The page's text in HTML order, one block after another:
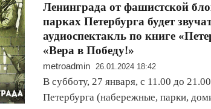
Ленинграда от фашистской
парках Петербурга будет
аудиоспектакль по книге
«Вера в Победу!»
metroadmin 26.01.2024 18:42
В субботу, 27 января, с 11.00 до
Петербурга (набережные, парки,